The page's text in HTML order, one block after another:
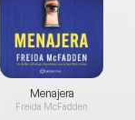
Menajera
Freida McFadden